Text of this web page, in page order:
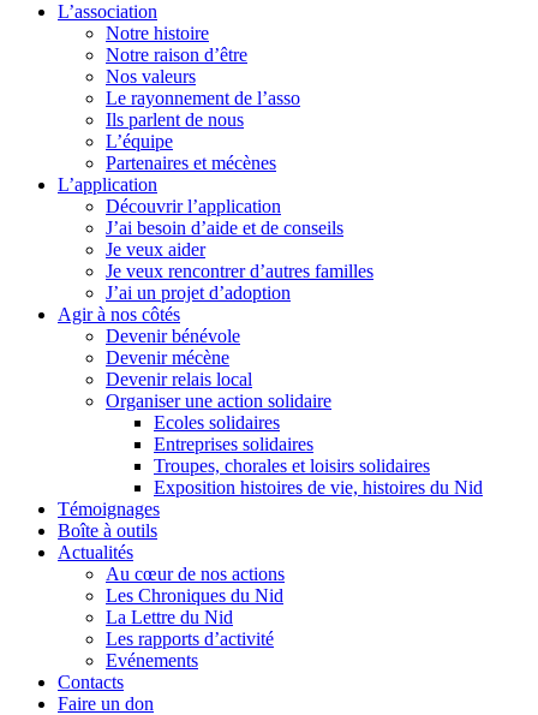
L’association
Notre histoire
Notre raison d’être
Nos valeurs
Le rayonnement de l’asso
Ils parlent de nous
L’équipe
Partenaires et mécènes
L’application
Découvrir l’application
J’ai besoin d’aide et de conseils
Je veux aider
Je veux rencontrer d’autres familles
J’ai un projet d’adoption
Agir à nos côtés
Devenir bénévole
Devenir mécène
Devenir relais local
Organiser une action solidaire
Ecoles solidaires
Entreprises solidaires
Troupes, chorales et loisirs solidaires
Exposition histoires de vie, histoires du Nid
Témoignages
Boîte à outils
Actualités
Au cœur de nos actions
Les Chroniques du Nid
La Lettre du Nid
Les rapports d’activité
Evénements
Contacts
Faire un don